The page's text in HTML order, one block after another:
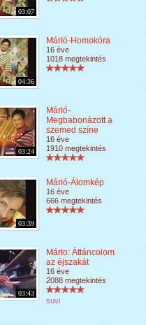
03:07
04:36
Márió-Homokóra
16 éve
1018 megtekintés
03:24
Márió-
Megbabonázott a
szemed színe
16 éve
1910 megtekintés
03:39
Márió-Álomkép
16 éve
666 megtekintés
03:43
Mário: Áttáncolom
az éjszakát
16 éve
2088 megtekintés
suvi